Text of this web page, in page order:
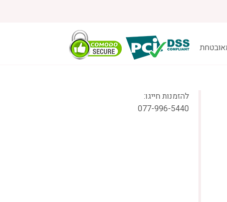
להזמנות חייגו:
077-996-5440